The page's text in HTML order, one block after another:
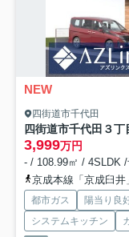
NEW
四街道市千代田
四街道市千代田３丁
3,999万円
- / 108.99㎡ / 4SLDK /
京成本線「京成臼
都市ガス 陽当り良
システムキッチン